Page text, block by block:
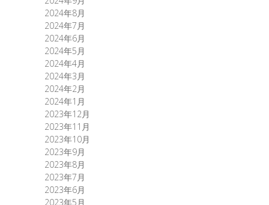
2024年8月
2024年7月
2024年6月
2024年5月
2024年4月
2024年3月
2024年2月
2024年1月
2023年12月
2023年11月
2023年10月
2023年9月
2023年8月
2023年7月
2023年6月
2023年5月